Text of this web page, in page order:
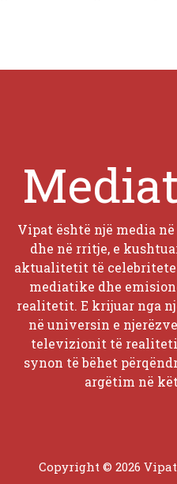
Vipat është një media
dhe në rritje, e
aktualitetit të
mediatike dhe
realitetit. E krijuar nga
në universin e
televizionit të
synon të bëhet
argëtim në
Copyright © 2026